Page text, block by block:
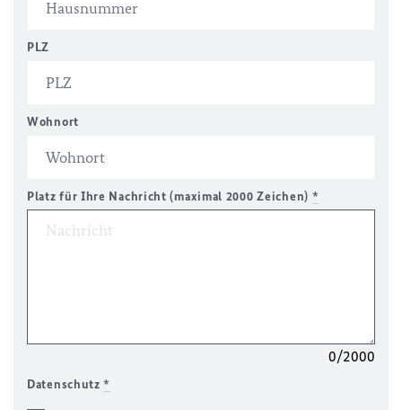
PLZ
Wohnort
Platz für Ihre Nachricht (maximal 2000 Zeichen) *
0/2000
Datenschutz*